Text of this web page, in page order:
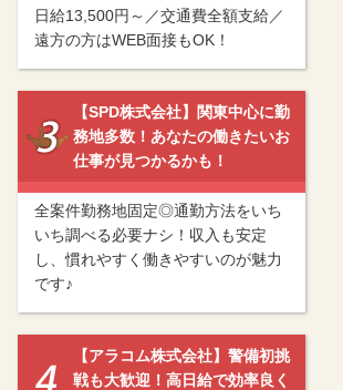
SHALE株式会社
費全額支給 夜...
勤...
テイケイ株式会社 施設警備事
日勤／日給1万1200円（実
働8h） 短夜勤...
日給13,500円～／交通費全額支給／
遠方の方はWEB面接もOK！
【SPD株式会社】関東中心に勤
務地多数！あなたの働きたいお
仕事が見つかるかも！
全案件勤務地固定◎通勤方法をいち
いち調べる必要ナシ！収入も安定
し、慣れやすく働きやすいのが魅力
です♪
【アラコム株式会社】警備初挑
戦も大歓迎！高日給で効率良く